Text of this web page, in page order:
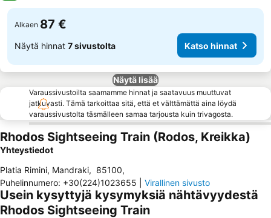
Alkaen 87 €
Näytä hinnat 7 sivustolta Katso hinnat
Näytä lisää
Varaussivustoilta saamamme hinnat ja saatavuus muuttuvat
jatkuvasti. Tämä tarkoittaa sitä, että et välttämättä aina löydä
varaussivustolta täsmälleen samaa tarjousta kuin trivagosta.
Rhodos Sightseeing Train (Rodos, Kreikka)
Yhteystiedot
Platia Rimini, Mandraki, 85100,
Puhelinnumero: +30(224)1023655 Virallinen sivusto
Usein kysyttyjä kysymyksiä nähtävyydestä
Rhodos Sightseeing Train